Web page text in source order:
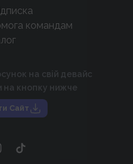
командам
на свій девайс
на кнопку нижче
Сайт